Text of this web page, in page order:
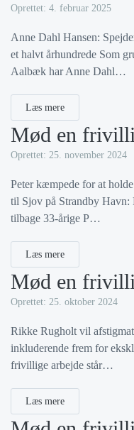
Oprettet: 4. februar 2025
Anne Dahl Hansen:
et halvt århundrede Som
Aalbæk har Anne Dahl…
Læs mere
Mød en
Oprettet: 25. november 2024
Peter kæmpede for at
til Sjov på Strandby Havn:
tilbage 33-årige P…
Læs mere
Mød en
Oprettet: 25. oktober 2024
Rikke Rugholt vil
inkluderende frem for
frivillige arbejde står…
Læs mere